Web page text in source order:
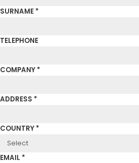
SURNAME *
TELEPHONE
COMPANY *
ADDRESS *
COUNTRY *
EMAIL *